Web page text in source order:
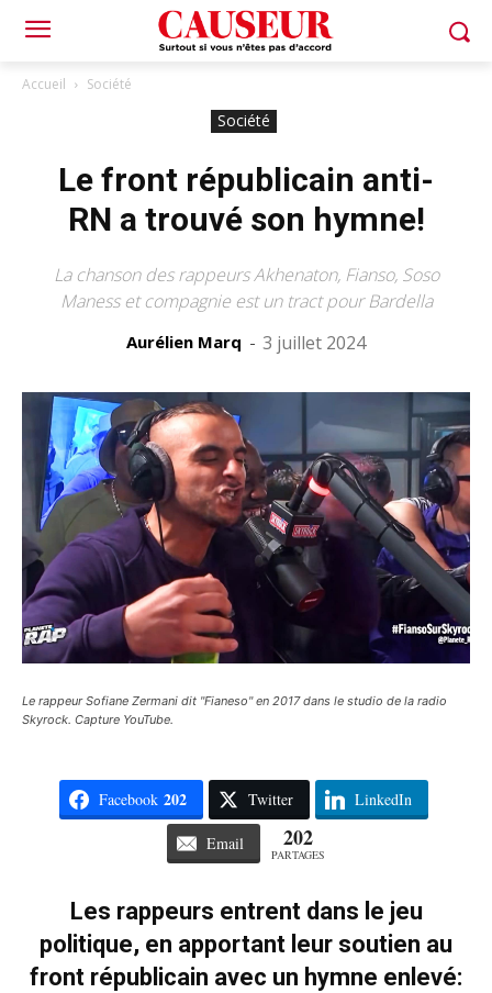
Accueil Société
Société
Le front républicain anti-
RN a trouvé son hymne!
La chanson des rappeurs Akhenaton, Fianso, Soso
Maness et compagnie est un tract pour Bardella
Aurélien Marq - 3 juillet 2024
Le rappeur Sofiane Zermani dit "Fianeso" en 2017 dans le studio de la radio
Skyrock. Capture YouTube.
Facebook 202 Twitter LinkedIn
Email 202
PARTAGES
Les rappeurs entrent dans le jeu
politique, en apportant leur soutien au
front républicain avec un hymne enlevé: